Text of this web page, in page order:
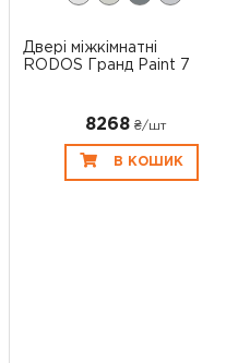
Двері міжкімнатні
RODOS Гранд Paint 7
8268 ₴/шт
В КОШИК